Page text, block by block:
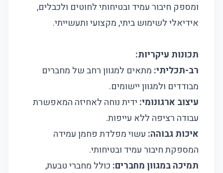
ומספק חיבור עמיד ובטיחותי לחוטים ולכבלים,
אידיאלי לשימוש ביתי, מקצועי ותעשייתי.
תכונות עיקריות:
רב-תכליתי: מתאים למגוון רחב של מחברים
מבודדים ולמגוון יישומים.
עיצוב ארגונומי: ידית נוחה לאחיזה המאפשרת
עבודה רציפה ללא עייפות.
איכות גבוהה: עשוי מפלדת פחמן עמידה
המספקת חיבור עמיד ובטיחותי.
תמיכה במגוון מחברים: כולל מחברי טבעת,